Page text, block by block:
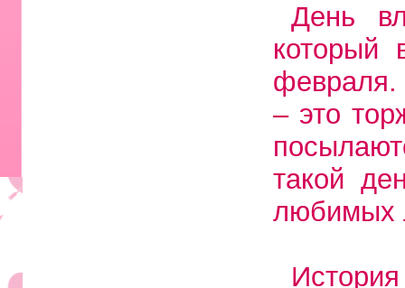
День
который
февраля.
– это
такой
любимых